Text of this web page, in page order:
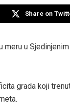
Share on
u
grada koji